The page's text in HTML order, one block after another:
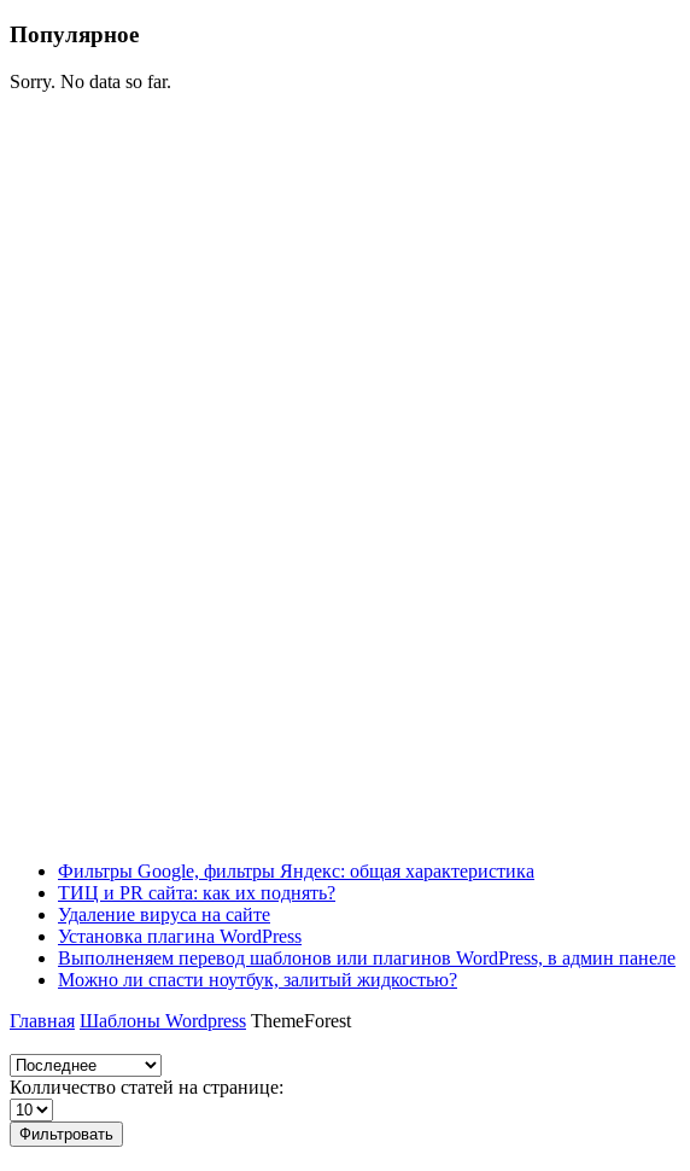
Популярное
Sorry. No data so far.
Фильтры Google, фильтры Яндекс: общая характеристика
ТИЦ и PR сайта: как их поднять?
Удаление вируса на сайте
Установка плагина WordPress
Выполненяем перевод шаблонов или плагинов WordPress, в админ панеле
Можно ли спасти ноутбук, залитый жидкостью?
Главная Шаблоны Wordpress ThemeForest
Колличество статей на странице:
Фильтровать